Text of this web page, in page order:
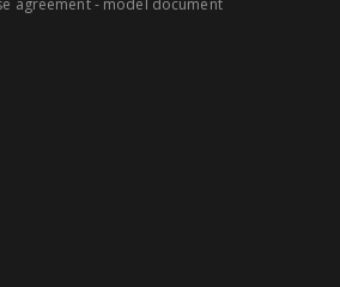
agreement - model document